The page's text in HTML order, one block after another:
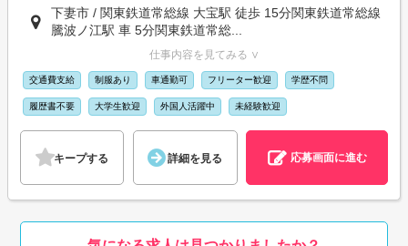
下妻市 / 関東鉄道常総線 大宝駅 徒歩 15分関東鉄道常総線
騰波ノ江駅 車 5分関東鉄道常総...
仕事内容を見てみる ∨
交通費支給 制服あり 車通勤可 フリーター歓迎 学歴不問
履歴書不要 大学生歓迎 外国人活躍中 未経験歓迎
キープする 詳細を見る 応募画面に進む